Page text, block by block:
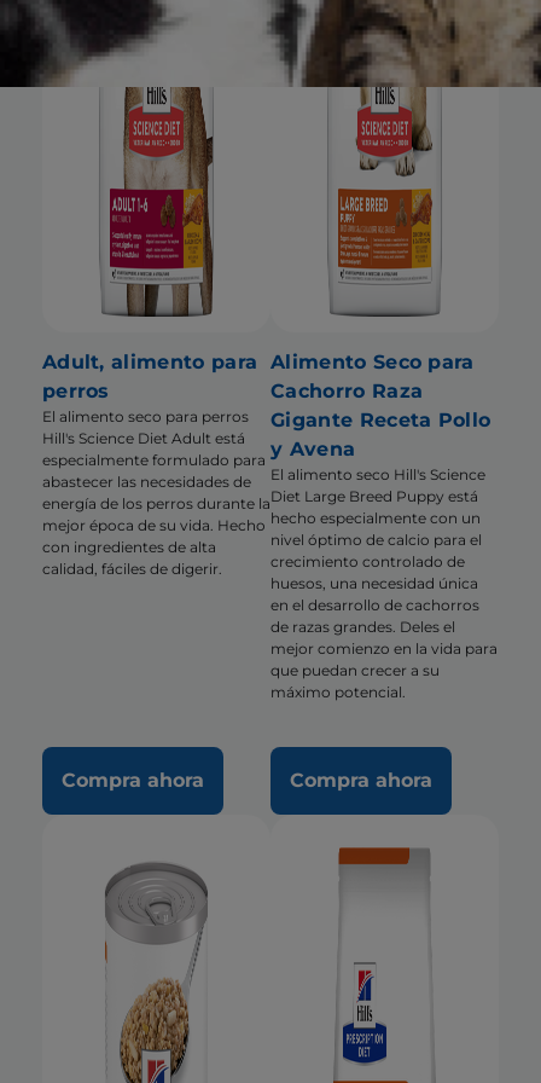
Adult, alimento para
perros
El alimento seco para perros
Hill's Science Diet Adult está
especialmente formulado para
abastecer las necesidades de
energía de los perros durante la
mejor época de su vida. Hecho
con ingredientes de alta
calidad, fáciles de digerir.
Compra ahora
Alimento Seco para
Cachorro Raza
Gigante Receta Pollo
y Avena
El alimento seco Hill's Science
Diet Large Breed Puppy está
hecho especialmente con un
nivel óptimo de calcio para el
crecimiento controlado de
huesos, una necesidad única
en el desarrollo de cachorros
de razas grandes. Deles el
mejor comienzo en la vida para
que puedan crecer a su
máximo potencial.
Compra ahora